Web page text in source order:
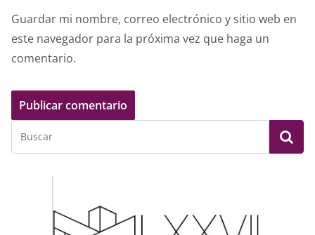
Guardar mi nombre, correo electrónico y sitio web en
este navegador para la próxima vez que haga un
comentario.